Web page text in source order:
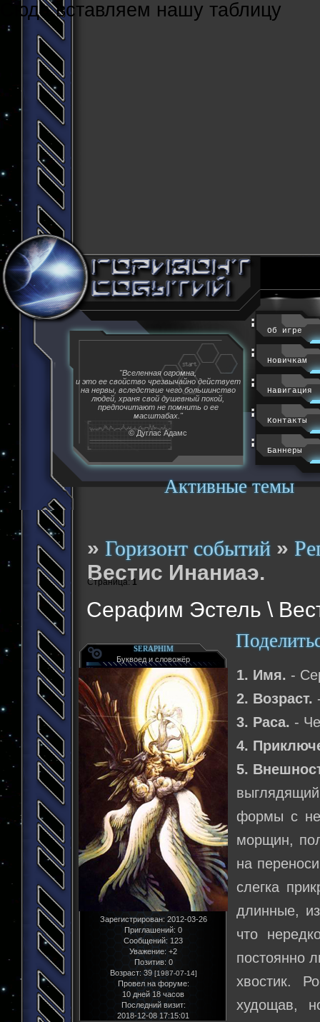
Cюда вставляем нашу таблицу
Активные темы
"Вселенная огромна,
и это ее свойство чрезвычайно действует
на нервы, вследствие чего большинство
людей, храня свой душевный покой,
предпочитают не помнить о ее
масштабах."
© Дуглас Адамс
Об игре
Новичкам
Навигация
Контакты
Баннеры
»Горизонт событий »
Вестис Инаниаэ.
Серафим Эстель \
Страница:1
SERAPHIM
Буквоед и словожёр
Зарегистрирован: 2012-03-26
Приглашений: 0
Сообщений: 123
Уважение: +2
Позитив: 0
Возраст: 39 [1987-07-14]
Провел на форуме:
10 дней 18 часов
Последний визит:
2018-12-08 17:15:01
1. Имя. -
2. Возраст.
3. Раса. -
4.
5.
формы с
морщин,
на
слегка
длинные,
что
постоянно
хвостик.
худощав,